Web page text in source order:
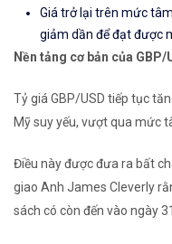
Giá trở lại trên mức
giảm dần để đạt được
Nền tảng cơ bản của GBP/
Tỷ giá GBP/USD tiếp tục
Mỹ suy yếu, vượt qua mức
Điều này được đưa ra bất
giao Anh James Cleverly
sách có còn đến vào ngày